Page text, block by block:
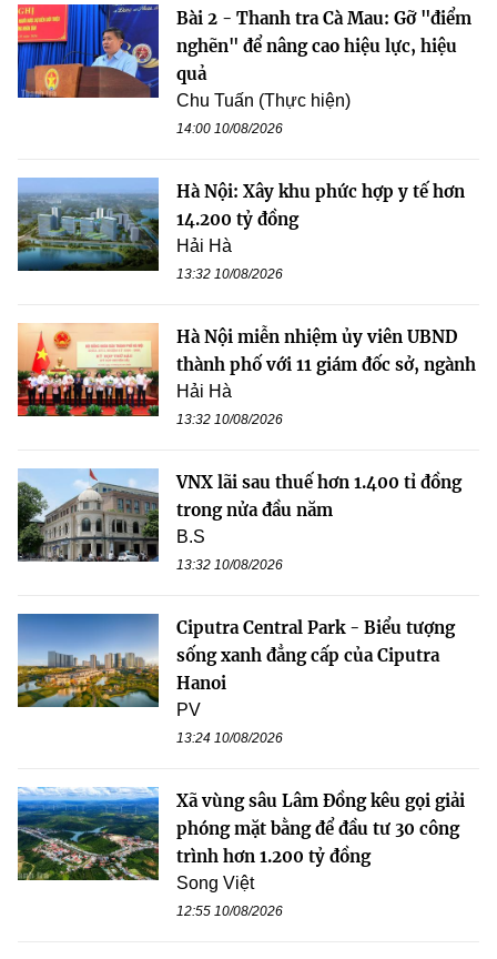
Bài 2 - Thanh tra Cà Mau: Gỡ "điểm
nghẽn" để nâng cao hiệu lực, hiệu
quả
Chu Tuấn (Thực hiện)
14:00 10/08/2026
Hà Nội: Xây khu phức hợp y tế hơn
14.200 tỷ đồng
Hải Hà
13:32 10/08/2026
Hà Nội miễn nhiệm ủy viên UBND
thành phố với 11 giám đốc sở, ngành
Hải Hà
13:32 10/08/2026
VNX lãi sau thuế hơn 1.400 tỉ đồng
trong nửa đầu năm
B.S
13:32 10/08/2026
Ciputra Central Park - Biểu tượng
sống xanh đẳng cấp của Ciputra
Hanoi
PV
13:24 10/08/2026
Xã vùng sâu Lâm Đồng kêu gọi giải
phóng mặt bằng để đầu tư 30 công
trình hơn 1.200 tỷ đồng
Song Việt
12:55 10/08/2026